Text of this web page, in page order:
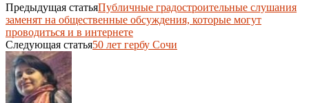
Предыдущая статьяПубличные градостроительные слушания
заменят на общественные обсуждения, которые могут
проводиться и в интернете
Следующая статья50 лет гербу Сочи